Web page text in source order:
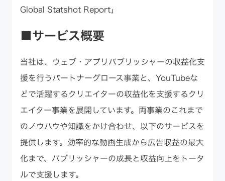
Global Statshot Report」
■サービス概要
当社は、ウェブ・アプリパブリッシャーの収益化支
援を行うパートナーグロース事業と、YouTubeな
どで活躍するクリエイターの収益化を支援するクリ
エイター事業を展開しています。両事業のこれまで
のノウハウや知識をかけ合わせ、以下のサービスを
提供します。効率的な動画生成から広告収益の最大
化まで、パブリッシャーの成長と収益向上をトータ
ルで支援します。